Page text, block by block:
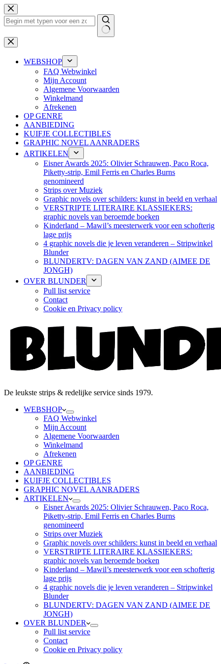
Ga
naar
de
Geen
resultaten
WEBSHOP
FAQ Webwinkel
Mijn Account
Algemene Voorwaarden
Winkelmand
Afrekenen
OP GENRE
AANBIEDING
KUIFJE COLLECTIBLES
GRAPHIC NOVEL AANRADERS
ARTIKELEN
Eisner Awards 2025: Olivier Schrauwen, Paco Roca,
Piketty-strip, Emil Ferris en Charles Burns
genomineerd
Strips over Muziek
Graphic novels over schilders: kunst in beeld en verhaal
VERSTRIPTE LITERAIRE KLASSIEKERS:
graphic novels van beroemde boeken
Kinderland – Mawil’s meesterwerk voor een schofterig
lage prijs
4 graphic novels die je leven veranderen – Stripwinkel
Blunder
BLUNDERTV: DAGEN VAN ZAND (AIMEE DE
JONGH)
OVER BLUNDER
Pull list service
Contact
Cookie en Privacy policy
De leukste strips & redelijke service sinds 1979.
WEBSHOP
FAQ Webwinkel
Mijn Account
Algemene Voorwaarden
Winkelmand
Afrekenen
OP GENRE
AANBIEDING
KUIFJE COLLECTIBLES
GRAPHIC NOVEL AANRADERS
ARTIKELEN
Eisner Awards 2025: Olivier Schrauwen, Paco Roca,
Piketty-strip, Emil Ferris en Charles Burns
genomineerd
Strips over Muziek
Graphic novels over schilders: kunst in beeld en verhaal
VERSTRIPTE LITERAIRE KLASSIEKERS:
graphic novels van beroemde boeken
Kinderland – Mawil’s meesterwerk voor een schofterig
lage prijs
4 graphic novels die je leven veranderen – Stripwinkel
Blunder
BLUNDERTV: DAGEN VAN ZAND (AIMEE DE
JONGH)
OVER BLUNDER
Pull list service
Contact
Cookie en Privacy policy